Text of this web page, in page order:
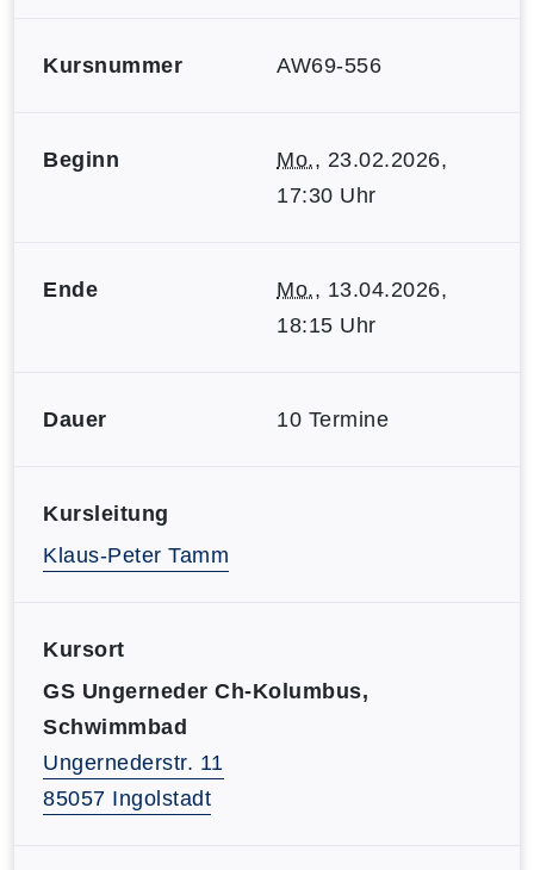
Kursnummer AW69-556
Beginn Mo., 23.02.2026,
17:30 Uhr
Ende Mo., 13.04.2026,
18:15 Uhr
Dauer 10 Termine
Kursleitung
Klaus-Peter Tamm
Kursort
GS Ungerneder Ch-Kolumbus,
Schwimmbad
Ungernederstr. 11
85057 Ingolstadt